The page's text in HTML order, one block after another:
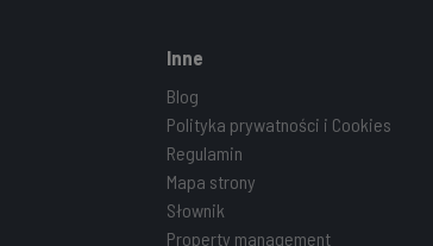
Inne
Blog
Polityka prywatności i Cookies
Regulamin
Mapa strony
Słownik
Property management